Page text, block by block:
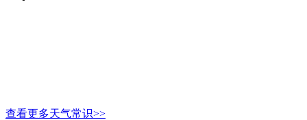
查看更多天气常识>>